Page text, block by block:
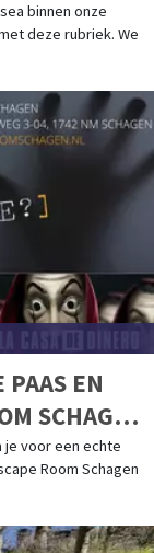
binnen onze
deze rubriek. We
EN
SCHAGEN
voor een echte
Room Schagen